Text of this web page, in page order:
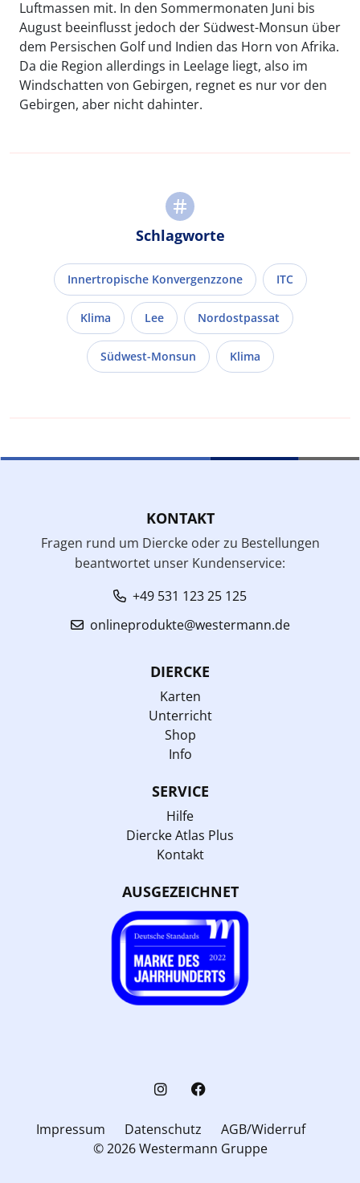
Luftmassen mit. In den Sommermonaten Juni bis
August beeinflusst jedoch der Südwest-Monsun über
dem Persischen Golf und Indien das Horn von Afrika.
Da die Region allerdings in Leelage liegt, also im
Windschatten von Gebirgen, regnet es nur vor den
Gebirgen, aber nicht dahinter.
Schlagworte
Innertropische Konvergenzzone ITC
Klima Lee Nordostpassat
Südwest-Monsun Klima
KONTAKT
Fragen rund um Diercke oder zu Bestellungen
beantwortet unser Kundenservice:
+49 531 123 25 125
onlineprodukte@westermann.de
DIERCKE
Karten
Unterricht
Shop
Info
SERVICE
Hilfe
Diercke Atlas Plus
Kontakt
AUSGEZEICHNET
Impressum Datenschutz
AGB/Widerruf
© 2026 Westermann Gruppe